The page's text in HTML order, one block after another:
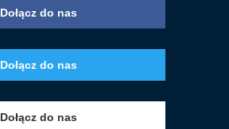
Dołącz do nas
Dołącz do nas
Dołącz do nas